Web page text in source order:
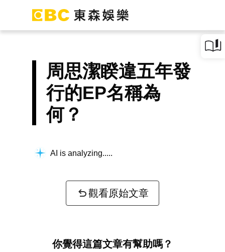
周思潔睽違五年發
行的EP名稱為
何？
AI is analyzing...
觀看原始文章
你覺得這篇文章有幫助嗎？